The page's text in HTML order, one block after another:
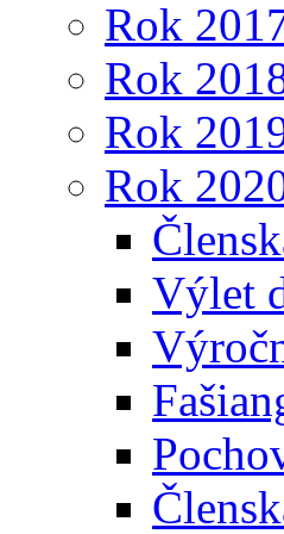
Rok
Rok
Rok
Rok
Výlet